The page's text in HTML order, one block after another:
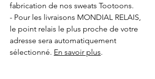
fabrication de nos sweats Tootoons.
- Pour les livraisons MONDIAL RELAIS,
le point relais le plus proche de votre
adresse sera automatiquement
sélectionné. En savoir plus.